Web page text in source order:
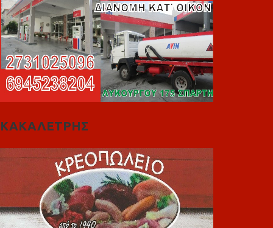
ΚΑΚΑΛΕΤΡΗΣ